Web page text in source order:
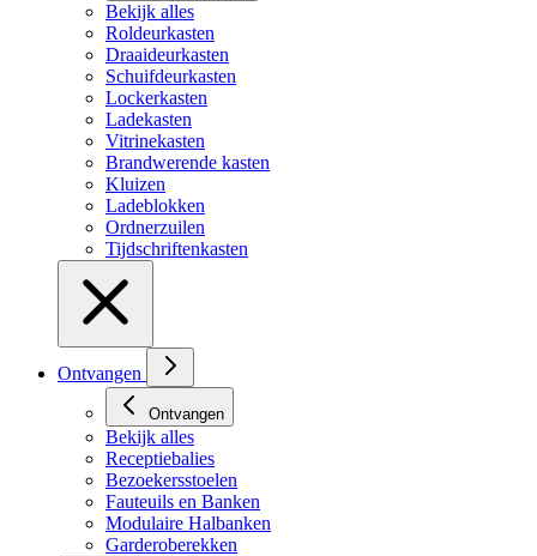
Bekijk alles
Roldeurkasten
Draaideurkasten
Schuifdeurkasten
Lockerkasten
Ladekasten
Vitrinekasten
Brandwerende kasten
Kluizen
Ladeblokken
Ordnerzuilen
Tijdschriftenkasten
Ontvangen
Ontvangen
Bekijk alles
Receptiebalies
Bezoekersstoelen
Fauteuils en Banken
Modulaire Halbanken
Garderoberekken